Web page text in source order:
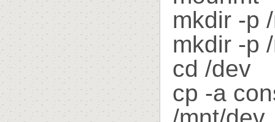
mkdir -p
mkdir -p
cd /dev
cp -a